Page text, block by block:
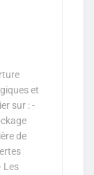
et
sur : -
de
Les